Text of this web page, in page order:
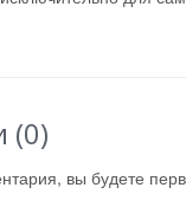
(0)
вы будете